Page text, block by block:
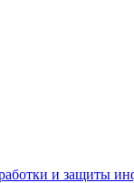
и защиты